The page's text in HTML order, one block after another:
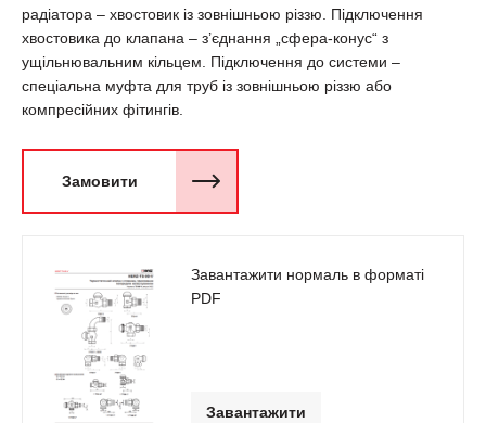
радіатора – хвостовик із зовнішньою різзю. Підключення
хвостовика до клапана – з’єднання „сфера-конус“ з
ущільнювальним кільцем. Підключення до системи –
спеціальна муфта для труб із зовнішньою різзю або
компресійних фітингів.
Замовити
Завантажити нормаль в форматі
PDF
Завантажити